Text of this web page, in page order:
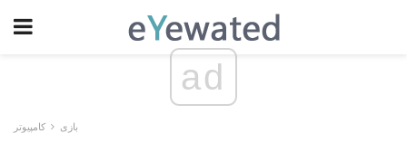
ad
بازی کامپیوتر